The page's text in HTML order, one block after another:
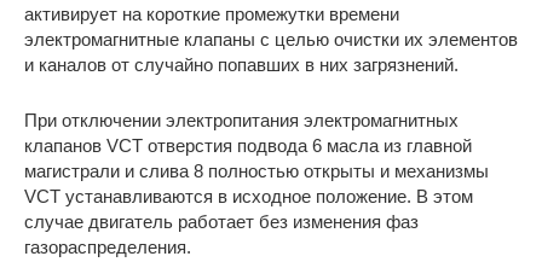
активирует на короткие промежутки времени
электромагнитные клапаны с целью очистки их элементов
и каналов от случайно попавших в них загрязнений.
При отключении электропитания электромагнитных
клапанов VCT отверстия подвода 6 масла из главной
магистрали и слива 8 полностью открыты и механизмы
VCT устанавливаются в исходное положение. В этом
случае двигатель работает без изменения фаз
газораспределения.